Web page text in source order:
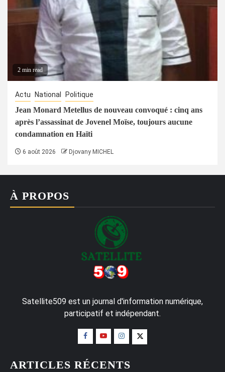
2 min read
Actu National Politique
Jean Monard Metellus de nouveau convoqué : cinq ans
après l’assassinat de Jovenel Moïse, toujours aucune
condamnation en Haïti
6 août 2026 Djovany MICHEL
À PROPOS
Satellite509 est un journal d'information numérique,
participatif et indépendant.
ARTICLES RÉCENTS